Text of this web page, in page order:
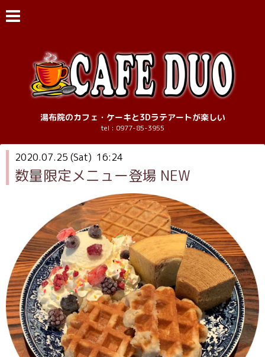
湯布院のカフェ・ケーキと3Dラテアートが楽しい
tel : 0977-85-3955
2020.07.25 (Sat) 16:24
数量限定メニュー登場 NEW